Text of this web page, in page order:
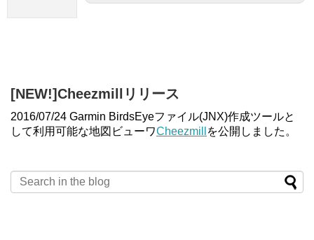
[NEW!]Cheezmillリリース
2016/07/24 Garmin BirdsEyeファイル(JNX)作成ツールと
して利用可能な地図ビューワCheezmill を公開しました。